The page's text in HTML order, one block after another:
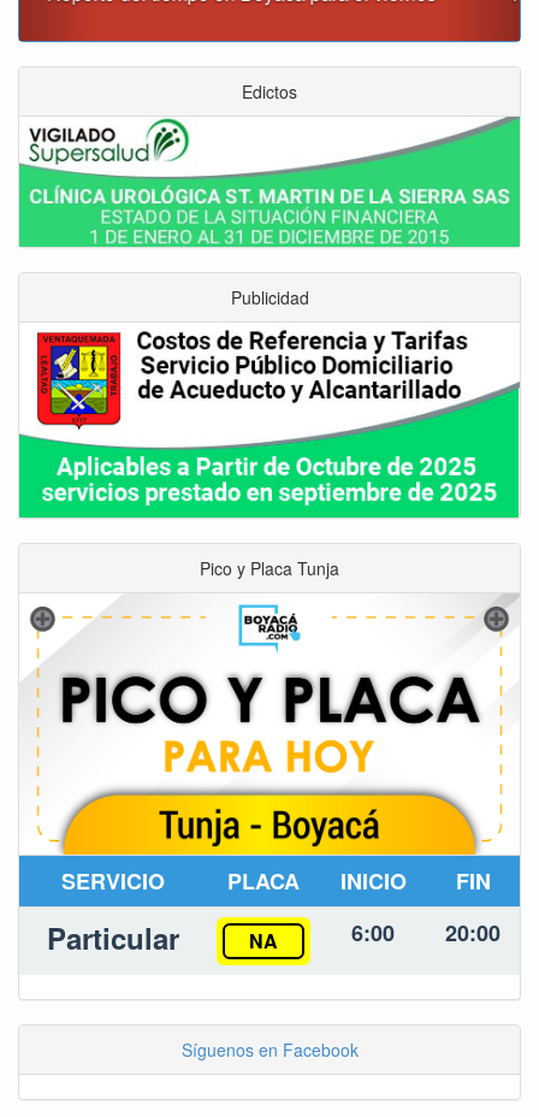
Edictos
Publicidad
Pico y Placa Tunja
SERVICIO PLACA INICIO FIN
Particular NA 6:00 20:00
Síguenos en Facebook